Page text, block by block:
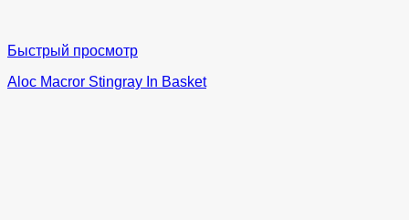
Быстрый просмотр
Aloc Macror Stingray In Basket